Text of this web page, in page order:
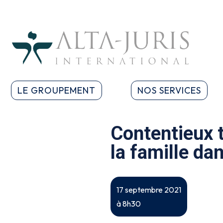
LE GROUPEMENT NOS SERVICES
Contentieux
la famille
17 septembre 2021
à 8h30